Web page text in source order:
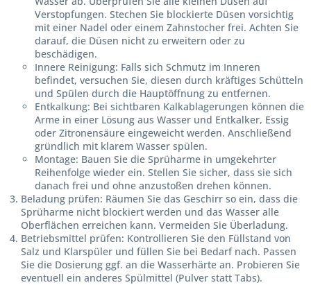
Verstopfungen. Stechen Sie blockierte Düsen vorsichtig
mit einer Nadel oder einem Zahnstocher frei. Achten Sie
darauf, die Düsen nicht zu erweitern oder zu
beschädigen.
Innere Reinigung: Falls sich Schmutz im Inneren
befindet, versuchen Sie, diesen durch kräftiges Schütteln
und Spülen durch die Hauptöffnung zu entfernen.
Entkalkung: Bei sichtbaren Kalkablagerungen können die
Arme in einer Lösung aus Wasser und Entkalker, Essig
oder Zitronensäure eingeweicht werden. Anschließend
gründlich mit klarem Wasser spülen.
Montage: Bauen Sie die Sprüharme in umgekehrter
Reihenfolge wieder ein. Stellen Sie sicher, dass sie sich
danach frei und ohne anzustoßen drehen können.
Beladung prüfen: Räumen Sie das Geschirr so ein, dass die
Sprüharme nicht blockiert werden und das Wasser alle
Oberflächen erreichen kann. Vermeiden Sie Überladung.
Betriebsmittel prüfen: Kontrollieren Sie den Füllstand von
Salz und Klarspüler und füllen Sie bei Bedarf nach. Passen
Sie die Dosierung ggf. an die Wasserhärte an. Probieren Sie
eventuell ein anderes Spülmittel (Pulver statt Tabs).